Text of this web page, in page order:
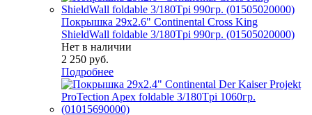
Покрышка 29x2.6" Continental Cross King
ShieldWall foldable 3/180Tpi 990гр. (01505020000)
Нет в наличии
2 250 руб.
Подробнее